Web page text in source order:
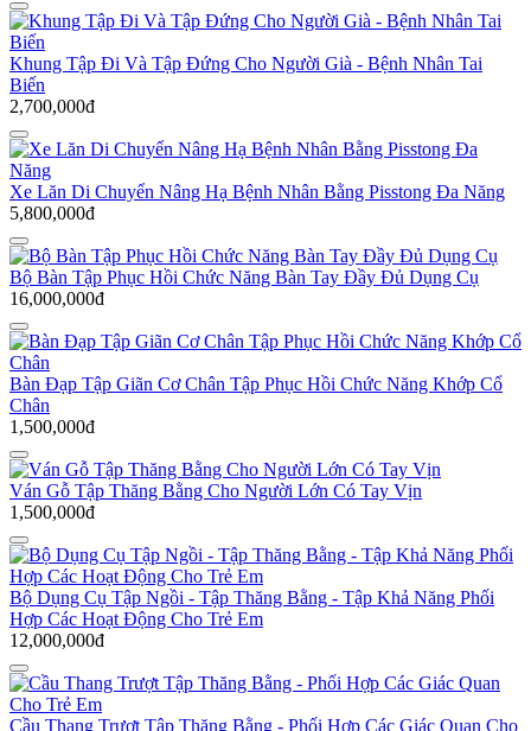
Khung Tập Đi Và Tập Đứng Cho Người Già - Bệnh Nhân Tai
Biến
2,700,000đ
Xe Lăn Di Chuyển Nâng Hạ Bệnh Nhân Bằng Pisstong Đa Năng
5,800,000đ
Bộ Bàn Tập Phục Hồi Chức Năng Bàn Tay Đầy Đủ Dụng Cụ
16,000,000đ
Bàn Đạp Tập Giãn Cơ Chân Tập Phục Hồi Chức Năng Khớp Cổ
Chân
1,500,000đ
Ván Gỗ Tập Thăng Bằng Cho Người Lớn Có Tay Vịn
1,500,000đ
Bộ Dụng Cụ Tập Ngồi - Tập Thăng Bằng - Tập Khả Năng Phối
Hợp Các Hoạt Động Cho Trẻ Em
12,000,000đ
Cầu Thang Trượt Tập Thăng Bằng - Phối Hợp Các Giác Quan Cho